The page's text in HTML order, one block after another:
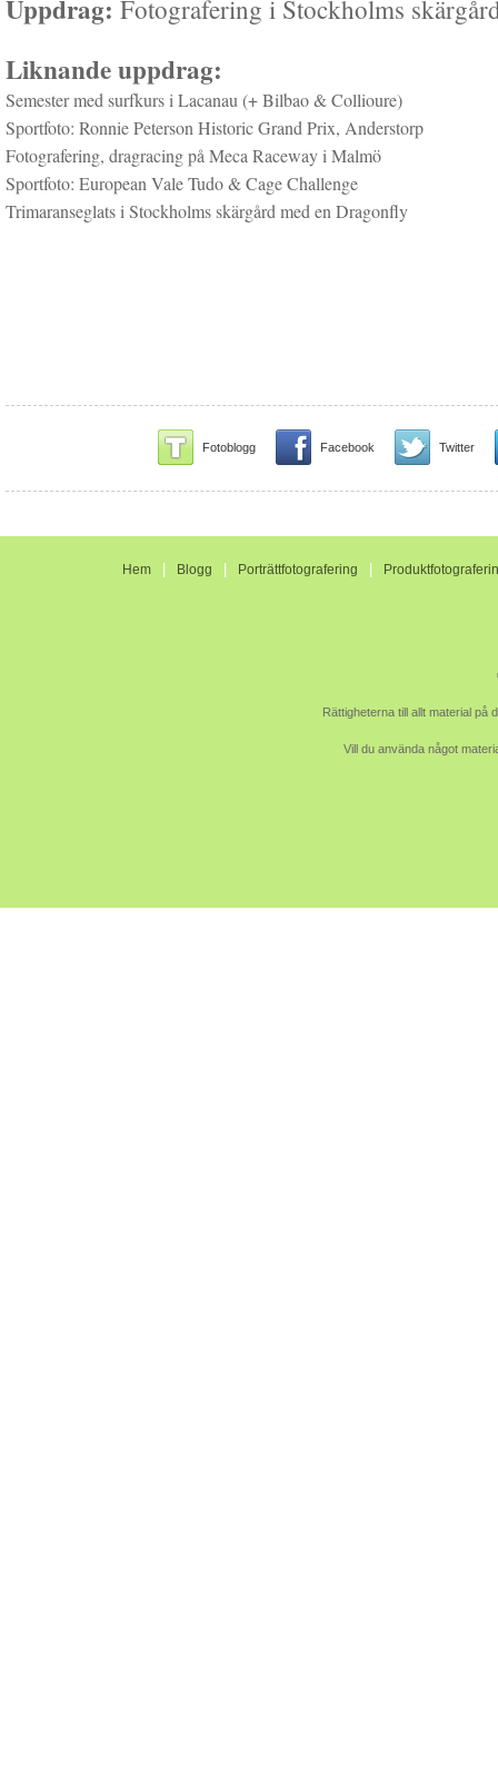
Uppdrag: Fotografering i Stockholms
Liknande uppdrag:
Semester med surfkurs i Lacanau (+ Bilbao & Collioure)
Sportfoto: Ronnie Peterson Historic Grand Prix, Anderstorp
Fotografering, dragracing på Meca Raceway i Malmö
Sportfoto: European Vale Tudo & Cage Challenge
Trimaranseglats i Stockholms skärgård med en Dragonfly
Fotoblogg Facebook Twitter
Hem Blogg Porträttfotografering
Rättigheterna till allt material på
Vill du använda något